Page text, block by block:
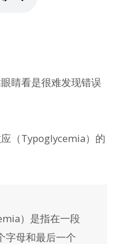
睛看是很难发现错误
（Typoglycemia）的
）是指在一段
字母和最后一个